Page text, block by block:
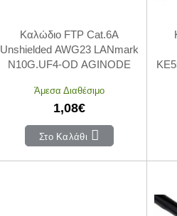
Καλώδιο FTP Cat.6A
Unshielded AWG23 LANmark
N10G.UF4-OD AGINODE
Άμεσα Διαθέσιμο
1,08€
Στο Καλάθι